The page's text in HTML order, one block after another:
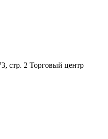
стр. 2 Торговый центр